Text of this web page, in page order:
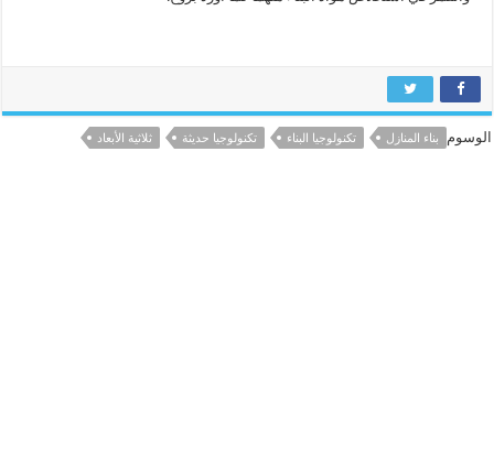
الوسوم بناء المنازل تكنولوجيا البناء تكنولوجيا حديثة ثلاثية الأبعاد